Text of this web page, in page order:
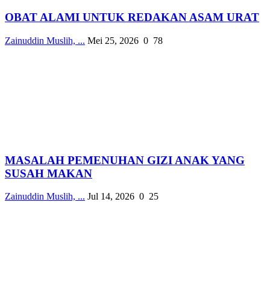
OBAT ALAMI UNTUK REDAKAN ASAM URAT
Zainuddin Muslih, ... Mei 25, 2026 0 78
MASALAH PEMENUHAN GIZI ANAK YANG
SUSAH MAKAN
Zainuddin Muslih, ... Jul 14, 2026 0 25